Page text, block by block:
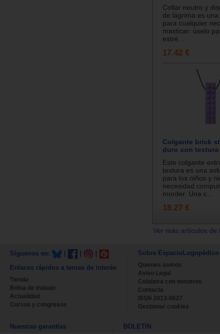
Collar neutro y
de lágrima es
para cualquier
masticar: úselo
estré...
17.42 €
Colgante brick
duro con textura
Este colgante
textura es una
para los niños y
necesidad
morder. Una c...
18.27 €
Ver más artículos
Síguenos en:
Enlaces rápidos a temas de interés
Tienda
Bolsa de trabajo
Actualidad
Cursos y congresos
Sobre EspacioLogopédico
Quienes somos
Aviso Legal
Colabora con nosotros
Contacta
ISSN 2013-0627
Gestionar cookies
Nuestras garantías BOLETÍN